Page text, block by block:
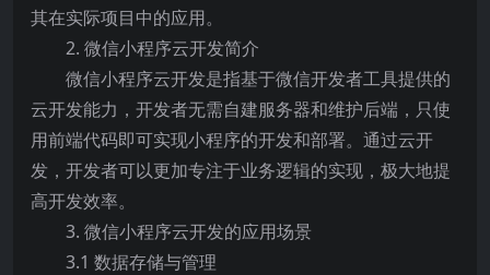
其在实际项目中的应用。
2. 微信小程序云开发简介
微信小程序云开发是指基于微信开发者工具提供的
云开发能力，开发者无需自建服务器和维护后端，只使
用前端代码即可实现小程序的开发和部署。通过云开
发，开发者可以更加专注于业务逻辑的实现，极大地提
高开发效率。
3. 微信小程序云开发的应用场景
3.1 数据存储与管理